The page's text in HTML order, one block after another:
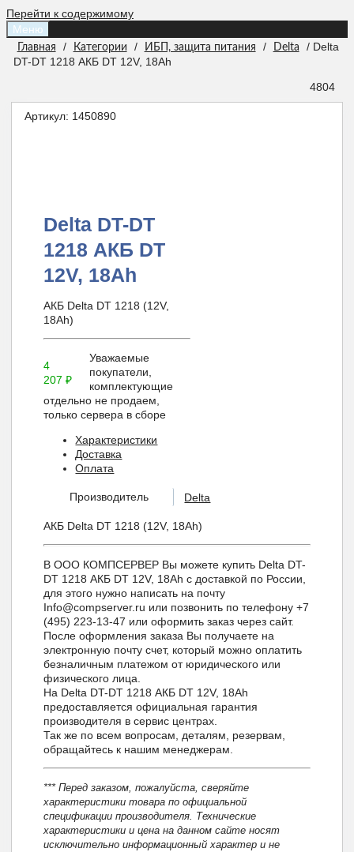
Перейти к содержимому
Меню
Главная / Категории / ИБП, защита питания / Delta
/ Delta
DT-DT 1218 АКБ DT 12V, 18Ah
4804
Артикул: 1450890
Delta DT-DT
1218 АКБ DT
12V, 18Ah
АКБ Delta DT 1218 (12V,
18Ah)
4
207₽
Уважаемые
покупатели,
комплектующие
отдельно не продаем,
только сервера в сборе
Характеристики
Доставка
Оплата
Производитель Delta
АКБ Delta DT 1218 (12V, 18Ah)
В ООО КОМПСЕРВЕР Вы можете купить Delta DT-
DT 1218 АКБ DT 12V, 18Ah с доставкой по России,
для этого нужно написать на почту
Info@compserver.ru или позвонить по телефону +7
(495) 223-13-47 или оформить заказ через сайт.
После оформления заказа Вы получаете на
электронную почту счет, который можно оплатить
безналичным платежом от юридического или
физического лица.
На Delta DT-DT 1218 АКБ DT 12V, 18Ah
предоставляется официальная гарантия
производителя в сервис центрах.
Так же по всем вопросам, деталям, резервам,
обращайтесь к нашим менеджерам.
*** Перед заказом, пожалуйста, сверяйте
характеристики товара по официальной
спецификации производителя. Технические
характеристики и цена на данном сайте носят
исключительно информационный характер и не